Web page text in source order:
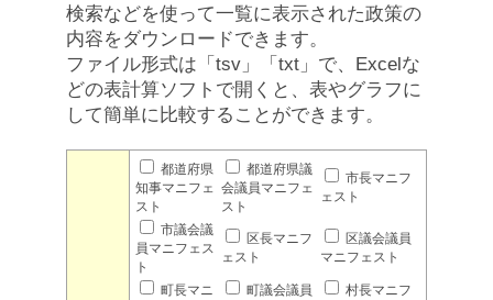
検索などを使って一覧に表示された政策の
内容をダウンロードできます。
ファイル形式は「tsv」「txt」で、Excelな
どの表計算ソフトで開くと、表やグラフに
して簡単に比較することができます。
都道府県
知事マニフェ
スト
都道府県議
会議員マニフェ
スト
市長マニフ
ェスト
市議会議
員マニフェス
ト
区長マニフ
ェスト
区議会議員
マニフェスト
町長マニ
町議会議員
村長マニフ